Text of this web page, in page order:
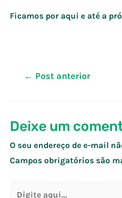
Ficamos por aqui e até a
Navegação
← Post anterior
Deixe um
O seu endereço de e-mail
Campos obrigatórios são